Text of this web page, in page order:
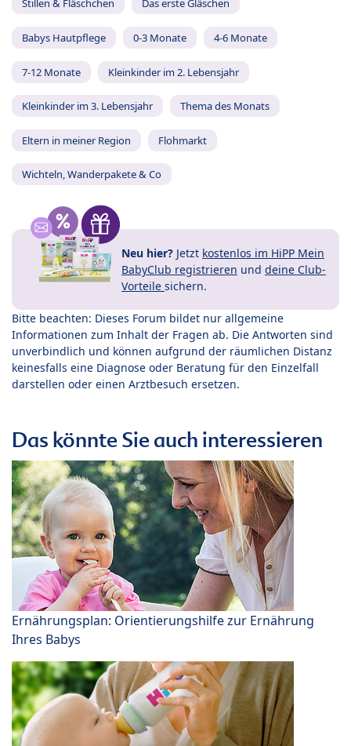
Stillen & Fläschchen Das erste Gläschen
Babys Hautpflege 0-3 Monate 4-6 Monate
7-12 Monate Kleinkinder im 2. Lebensjahr
Kleinkinder im 3. Lebensjahr Thema des Monats
Eltern in meiner Region Flohmarkt
Wichteln, Wanderpakete & Co
Neu hier? Jetzt kostenlos im HiPP Mein
BabyClub registrieren und deine Club-
Vorteile sichern.
Bitte beachten: Dieses Forum bildet nur allgemeine
Informationen zum Inhalt der Fragen ab. Die Antworten sind
unverbindlich und können aufgrund der räumlichen Distanz
keinesfalls eine Diagnose oder Beratung für den Einzelfall
darstellen oder einen Arztbesuch ersetzen.
Das könnte Sie auch interessieren
Ernährungsplan: Orientierungshilfe zur Ernährung
Ihres Babys